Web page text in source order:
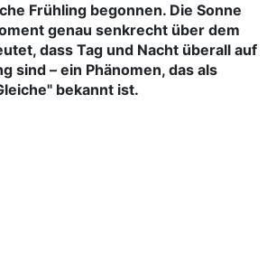
Frühling begonnen. Die Sonne
genau senkrecht über dem
dass Tag und Nacht überall auf
sind – ein Phänomen, das als
bekannt ist.